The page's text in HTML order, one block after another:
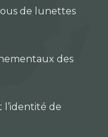
de lunettes
des
de